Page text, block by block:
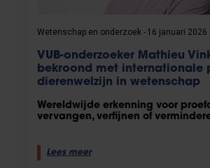
Wetenschap en onderzoek 16 januari 2026
VUB-onderzoeker Mathieu
bekroond met internationale
dierenwelzijn in wetenschap
Wereldwijde erkenning voor
vervangen, verfijnen of
Lees meer